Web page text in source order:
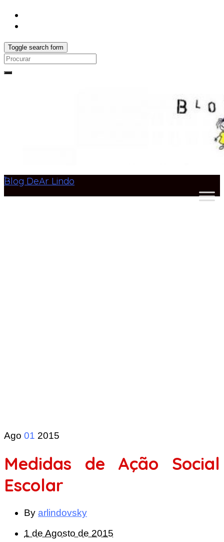
Toggle search form
Search
Blog DeAr Lindo
Ago 01 2015
Medidas de Ação Social
Escolar
By arlindovsky
1 de Agosto de 2015